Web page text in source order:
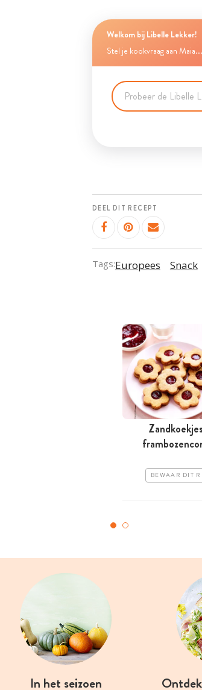
Welkom bij Libelle Lekker!
Stel je kookvraag aan Maia...
DEEL DIT RECEPT
Tags:Europees Snack
BEWAAR DIT
In het seizoen